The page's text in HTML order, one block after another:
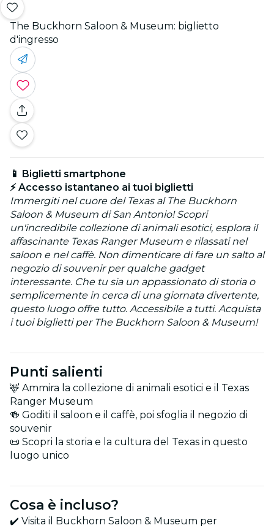
The Buckhorn Saloon & Museum: biglietto
d'ingresso
📱 Biglietti smartphone
⚡ Accesso istantaneo ai tuoi biglietti
Immergiti nel cuore del Texas al The Buckhorn
Saloon & Museum di San Antonio! Scopri
un'incredibile collezione di animali esotici, esplora il
affascinante Texas Ranger Museum e rilassati nel
saloon e nel caffè. Non dimenticare di fare un salto al
negozio di souvenir per qualche gadget
interessante. Che tu sia un appassionato di storia o
semplicemente in cerca di una giornata divertente,
questo luogo offre tutto. Accessibile a tutti. Acquista
i tuoi biglietti per The Buckhorn Saloon & Museum!
Punti salienti
🦌 Ammira la collezione di animali esotici e il Texas
Ranger Museum
🍻 Goditi il saloon e il caffè, poi sfoglia il negozio di
souvenir
📜 Scopri la storia e la cultura del Texas in questo
luogo unico
Cosa è incluso?
✔️ Visita il Buckhorn Saloon & Museum per